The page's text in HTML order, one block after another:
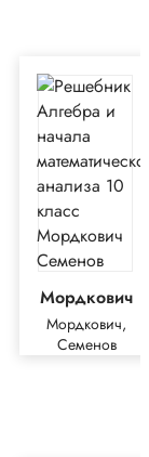
Мордкович
Мордкович,
Семенов